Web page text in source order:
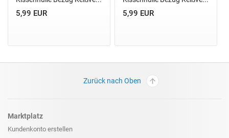
5,99 EUR 5,99 EUR
Zurück nach Oben
Marktplatz
Kundenkonto erstellen